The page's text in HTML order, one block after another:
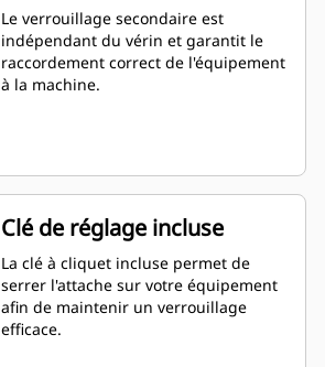
Le verrouillage secondaire est
indépendant du vérin et garantit le
raccordement correct de l'équipement
à la machine.
Clé de réglage incluse
La clé à cliquet incluse permet de
serrer l'attache sur votre équipement
afin de maintenir un verrouillage
efficace.